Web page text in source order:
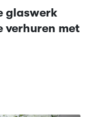
glaswerk
verhuren met